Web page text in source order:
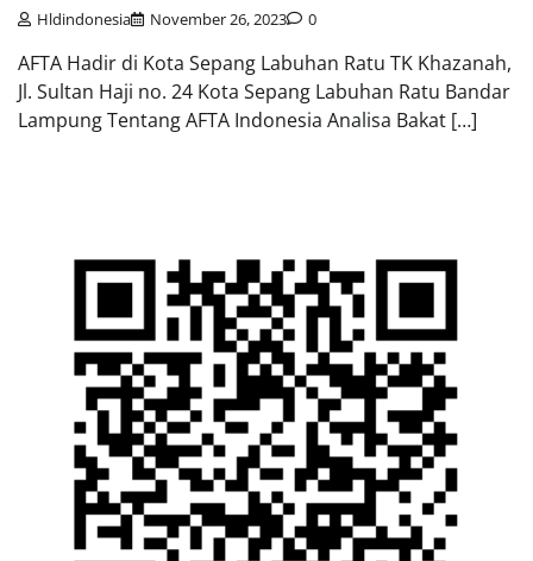
Hldindonesia November 26, 2023 0
AFTA Hadir di Kota Sepang Labuhan Ratu TK Khazanah,
Jl. Sultan Haji no. 24 Kota Sepang Labuhan Ratu Bandar
Lampung Tentang AFTA Indonesia Analisa Bakat […]